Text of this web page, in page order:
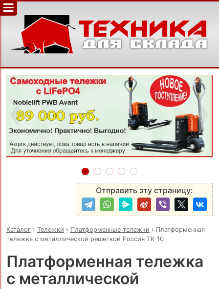
‹ ›
Отправить эту страницу:
Каталог› Тележки › Платформенные тележки › Платформенная
тележка с металлической решеткой Россия ТК-10
Платформенная тележка
с металлической